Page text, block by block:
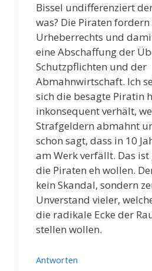
Bissel undifferenziert
was? Die Piraten
Urheberrechts und
eine Abschaffung der
Schutzpflichten und der
Abmahnwirtschaft. Ich
sich die besagte Piratin
inkonsequent verhält,
Strafgeldern abmahnt
schon sagt, dass in 10
am Werk verfällt. Das ist
die Piraten eh wollen.
kein Skandal, sondern
Unverstand vieler,
die radikale Ecke der
stellen wollen.
Antworten